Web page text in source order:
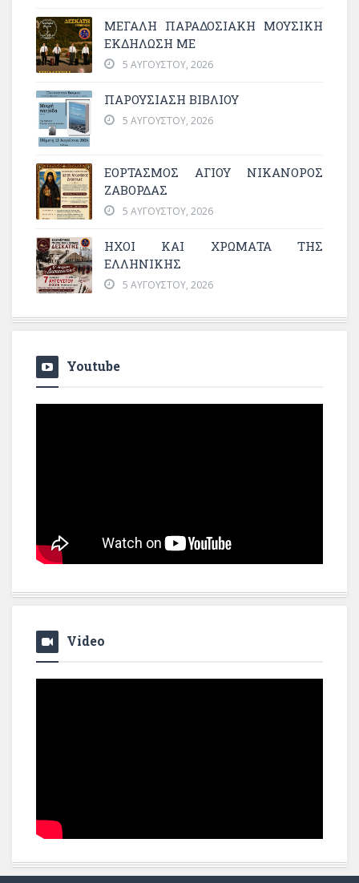
ΜΕΓΆΛΗ ΠΑΡΑΔΟΣΙΑΚΉ ΜΟΥΣΙΚΉ
ΕΚΔΉΛΩΣΗ ΜΕ
5 ΑΥΓΟΎΣΤΟΥ, 2026
ΠΑΡΟΥΣΙΑΣΗ ΒΙΒΛΙΟΥ
5 ΑΥΓΟΎΣΤΟΥ, 2026
ΕΟΡΤΑΣΜΟΣ ΑΓΙΟΥ ΝΙΚΑΝΟΡΟΣ
ΖΑΒΟΡΔΑΣ
5 ΑΥΓΟΎΣΤΟΥ, 2026
ΗΧΟΙ ΚΑΙ ΧΡΩΜΑΤΑ ΤΗΣ
ΕΛΛΗΝΙΚΗΣ
5 ΑΥΓΟΎΣΤΟΥ, 2026
Youtube
Video